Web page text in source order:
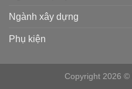
Ngành xây dựng
Phụ kiện
Copyright 2026 ©